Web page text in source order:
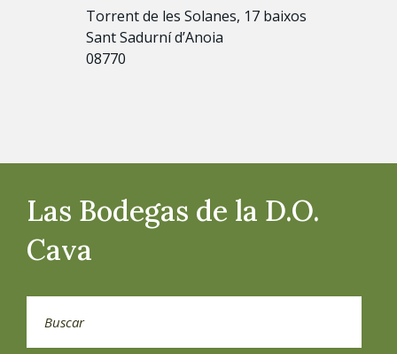
Torrent de les Solanes, 17 baixos
Sant Sadurní d’Anoia
08770
Las Bodegas de la D.O.
Cava